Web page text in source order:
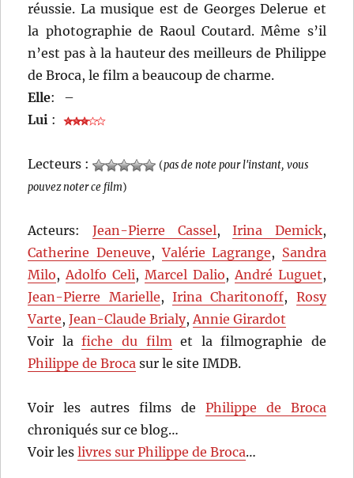
réussie. La musique est de Georges Delerue et
la photographie de Raoul Coutard. Même s’il
n’est pas à la hauteur des meilleurs de Philippe
de Broca, le film a beaucoup de charme.
Elle:
–
Lui :
Lecteurs : (pas de note pour l'instant, vous
pouvez noter ce film)
Acteurs: Jean-Pierre Cassel,Irina Demick,
Catherine Deneuve,Valérie Lagrange, Sandra
Milo,Adolfo Celi,Marcel Dalio,André Luguet,
Jean-Pierre Marielle,Irina Charitonoff, Rosy
Varte,Jean-Claude Brialy,Annie Girardot
Voir lafiche du filmet la filmographie de
Philippe de Broca sur le site IMDB.
Voir les autres films de Philippe de Broca
chroniqués sur ce blog…
Voir leslivres sur Philippe de Broca…